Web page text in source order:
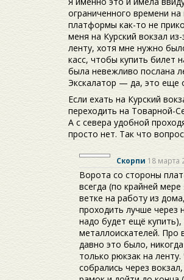
ограниченного времени
платформы как-то не
меня на Курский вокзал
ленту, хотя мне нужно
касс, чтобы купить билет
была невежливо послана
Экскалатор — да, это еще
Если ехать на Курский
переходить на Товарной-
А с севера удобной
просто нет. Так что
Скорпи 18 марта
Ворота со стороны
всегда (по крайней
ветке на работу из
проходить лучше через
надо будет ещё
металлоискателей.
давно это было,
только рюкзак на
собрались через